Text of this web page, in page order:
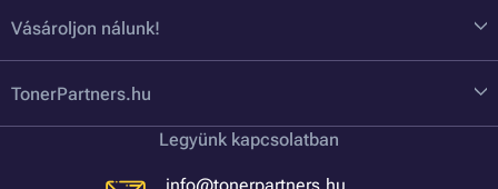
Vásároljon nálunk!
TonerPartners.hu
Legyünk kapcsolatban
info@tonerpartners.hu